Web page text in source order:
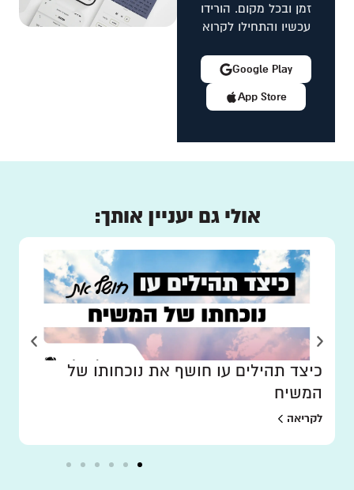
זמן ובכל מקום. הורידו
עכשיו והתחילו לקרוא
App Store
Google Play
אולי גם יעניין אותך:
כיצד תהילים עו חושף את נוכחותו של
המשיח
לקריאה